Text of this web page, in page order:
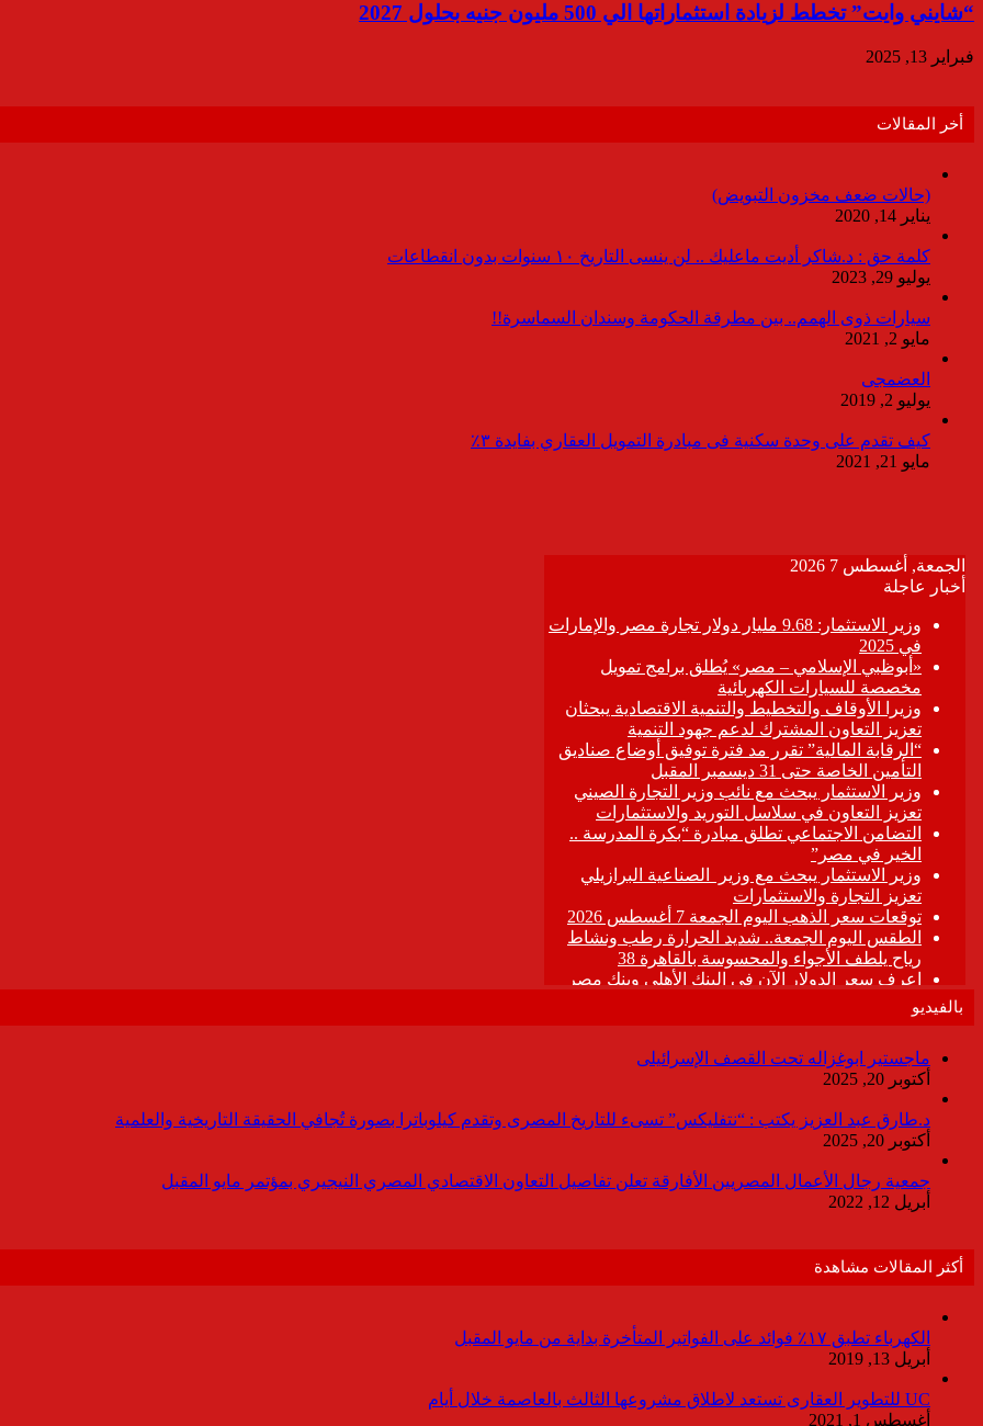
“شايني وايت” تخطط لزيادة استثماراتها الي 500 مليون جنيه بحلول 2027
فبراير 13, 2025
أخر المقالات
(حالات ضعف مخزون التبويض)
يناير 14, 2020
كلمة حق : د.شاكر أديت ماعليك .. لن ينسى التاريخ ١٠ سنوات بدون انقطاعات
يوليو 29, 2023
سيارات ذوى الهمم.. بين مطرقة الحكومة وسندان السماسرة!!
مايو 2, 2021
العضمجى
يوليو 2, 2019
كيف تقدم على وحدة سكنية فى مبادرة التمويل العقاري بفايدة ٣٪
مايو 21, 2021
بالفيديو
ماجستير ابوغزاله تحت القصف الإسرائيلى
أكتوبر 20, 2025
د.طارق عبد العزيز يكتب : “نتفليكس” تسىء للتاريخ المصرى وتقدم كيلوباترا بصورة تُجافي الحقيقة التاريخية والعلمية
أكتوبر 20, 2025
جمعية رجال الأعمال المصريين الأفارقة تعلن تفاصيل التعاون الاقتصادي المصري النيجيري بمؤتمر مايو المقبل
أبريل 12, 2022
أكثر المقالات مشاهدة
الكهرباء تطبق ١٧٪ فوائد على الفواتير المتأخرة بداية من مايو المقبل
أبريل 13, 2019
UC للتطوير العقارى تستعد لاطلاق مشروعها الثالث بالعاصمة خلال أيام
أغسطس 1, 2021